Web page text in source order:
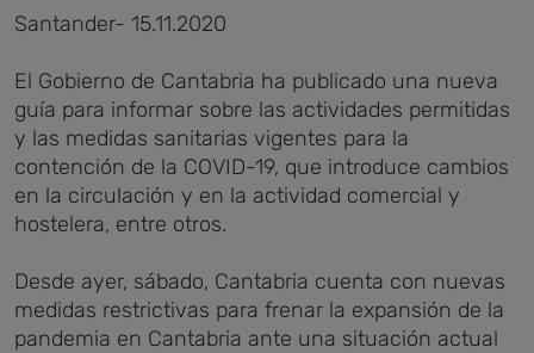
Santander- 15.11.2020
El Gobierno de Cantabria ha publicado una nueva
guía para informar sobre las actividades permitidas
y las medidas sanitarias vigentes para la
contención de la COVID-19, que introduce cambios
en la circulación y en la actividad comercial y
hostelera, entre otros.
Desde ayer, sábado, Cantabria cuenta con nuevas
medidas restrictivas para frenar la expansión de la
pandemia en Cantabria ante una situación actual